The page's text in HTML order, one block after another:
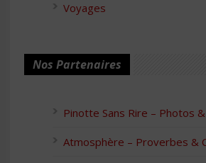
Voyages
Nos Partenaires
Pinotte Sans Rire – Photos
Atmosphère – Proverbes &